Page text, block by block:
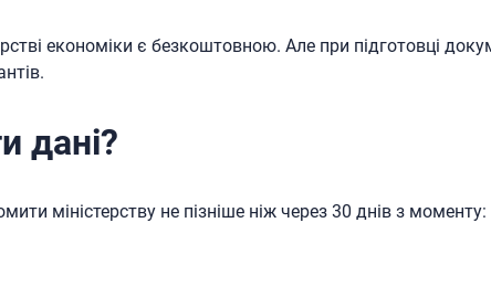
економіки є безкоштовною. Але при підготовці
дані?
міністерству не пізніше ніж через 30 днів з моменту: